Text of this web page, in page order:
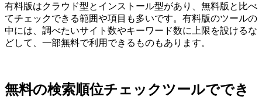
有料版はクラウド型とインストール型があり、無料版と比べ
てチェックできる範囲や項目も多いです。有料版のツールの
中には、調べたいサイト数やキーワード数に上限を設けるな
どして、一部無料で利用できるものもあります。
無料の検索順位チェックツールででき